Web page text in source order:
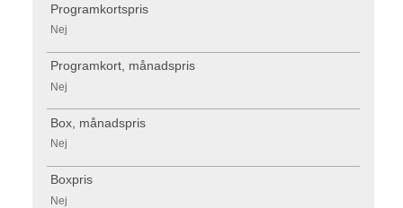
Programkortspris
Nej
Programkort, månadspris
Nej
Box, månadspris
Nej
Boxpris
Nej